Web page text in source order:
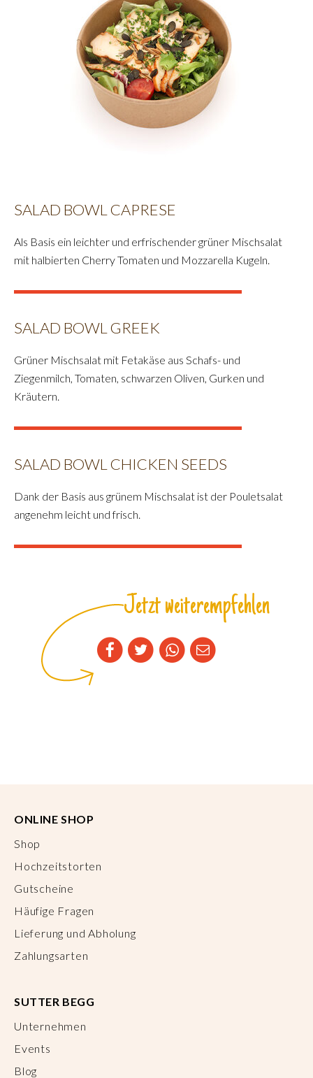
SALAD BOWL CAPRESE
Als Basis ein leichter und erfrischender grüner Mischsalat
mit halbierten Cherry Tomaten und Mozzarella Kugeln.
SALAD BOWL GREEK
Grüner Mischsalat mit Fetakäse aus Schafs- und
Ziegenmilch, Tomaten, schwarzen Oliven, Gurken und
Kräutern.
SALAD BOWL CHICKEN SEEDS
Dank der Basis aus grünem Mischsalat ist der Pouletsalat
angenehm leicht und frisch.
Jetzt weiterempfehlen
ONLINE SHOP
Shop
Hochzeitstorten
Gutscheine
Häufige Fragen
Lieferung und Abholung
Zahlungsarten
SUTTER BEGG
Unternehmen
Events
Blog